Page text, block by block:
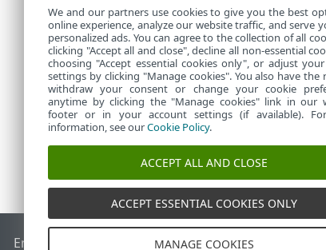
Dans
End of Life Base de connaissances ESETForum ESET
We and our partners use cookies to give you the best
online experience, analyze our website traffic, and serve
personalized ads. You can agree to the collection of all
clicking "Accept all and close", decline all non-essential
choosing "Accept essential cookies only", or adjust
settings by clicking "Manage cookies". You also have the
withdraw your consent or change your cookie
anytime by clicking the "Manage cookies" link in our
footer or in your account settings (if available).
information, see ourCookie Policy.
ACCEPT ALL AND CLOSE
ACCEPT ESSENTIAL COOKIES ONLY
MANAGE COOKIES